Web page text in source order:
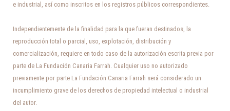
e industrial, así como inscritos en los registros públicos correspondientes.
Independientemente de la finalidad para la que fueran destinados, la
reproducción total o parcial, uso, explotación, distribución y
comercialización, requiere en todo caso de la autorización escrita previa por
parte de La Fundación Canaria Farrah. Cualquier uso no autorizado
previamente por parte La Fundación Canaria Farrah será considerado un
incumplimiento grave de los derechos de propiedad intelectual o industrial
del autor.